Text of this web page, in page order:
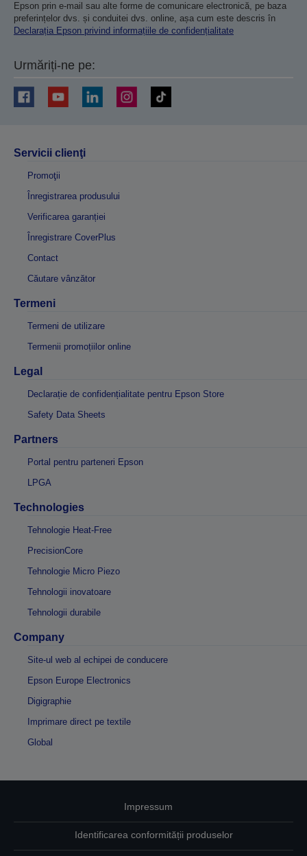
Epson prin e-mail sau alte forme de comunicare electronică, pe baza
preferințelor dvs. și conduitei dvs. online, așa cum este descris în
Declarația Epson privind informațiile de confidențialitate
Urmăriți-ne pe:
Servicii clienţi
Promoţii
Înregistrarea produsului
Verificarea garanției
Înregistrare CoverPlus
Contact
Căutare vânzător
Termeni
Termeni de utilizare
Termenii promoțiilor online
Legal
Declarație de confidențialitate pentru Epson Store
Safety Data Sheets
Partners
Portal pentru parteneri Epson
LPGA
Technologies
Tehnologie Heat-Free
PrecisionCore
Tehnologie Micro Piezo
Tehnologii inovatoare
Tehnologii durabile
Company
Site-ul web al echipei de conducere
Epson Europe Electronics
Digigraphie
Imprimare direct pe textile
Global
Impressum
Identificarea conformității produselor